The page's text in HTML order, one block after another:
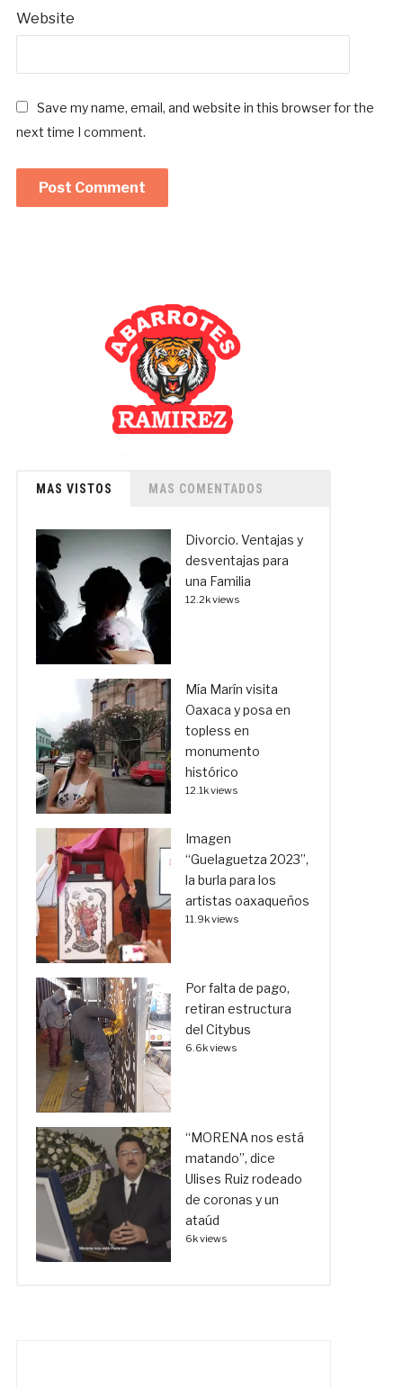
Website
Save my name, email, and website in this browser for the
next time I comment.
MAS VISTOS MAS COMENTADOS
Divorcio. Ventajas y
desventajas para
una Familia
12.2k views
Mía Marín visita
Oaxaca y posa en
topless en
monumento
histórico
12.1k views
Imagen
“Guelaguetza 2023”,
la burla para los
artistas oaxaqueños
11.9k views
Por falta de pago,
retiran estructura
del Citybus
6.6k views
“MORENA nos está
matando”, dice
Ulises Ruiz rodeado
de coronas y un
ataúd
6k views